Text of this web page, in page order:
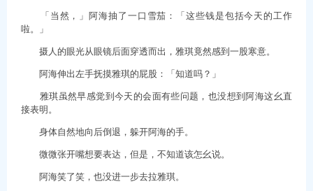
「当然，」阿海抽了一口雪茄：「这些钱是包括今天的工作
啦。」
摄人的眼光从眼镜后面穿透而出，雅琪竟然感到一股寒意。
阿海伸出左手抚摸雅琪的屁股：「知道吗？」
雅琪虽然早感觉到今天的会面有些问题，也没想到阿海这幺直
接表明。
身体自然地向后倒退，躲开阿海的手。
微微张开嘴想要表达，但是，不知道该怎幺说。
阿海笑了笑，也没进一步去拉雅琪。